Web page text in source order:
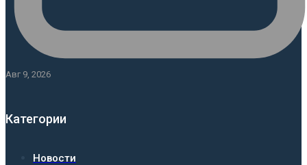
Авг 9, 2026
Категории
Новости